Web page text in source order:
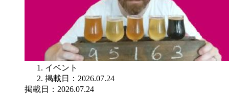
イベント
掲載日：2026.07.24
掲載日：2026.07.24